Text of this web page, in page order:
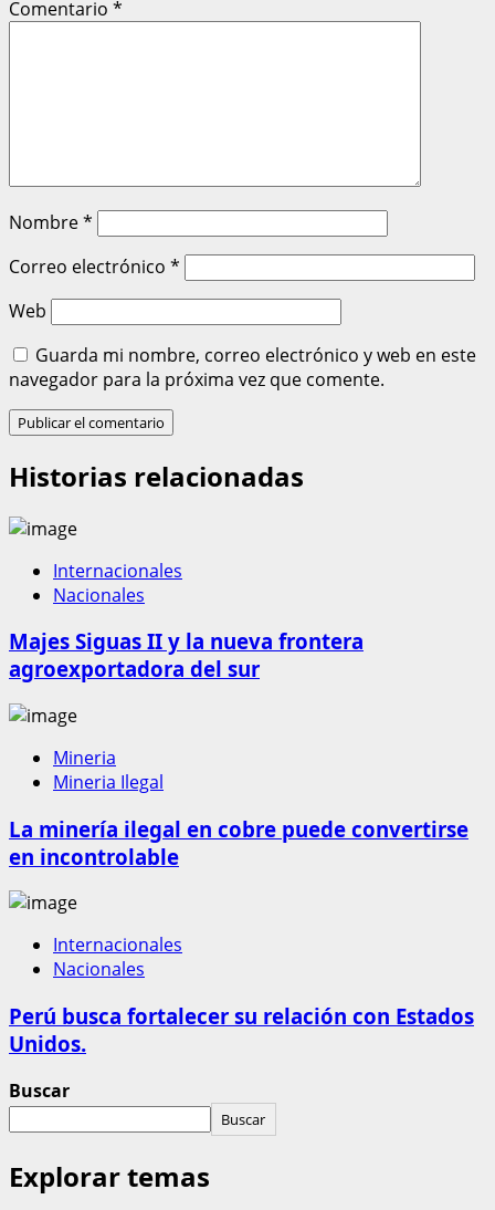
Comentario *
Nombre*
Correo electrónico *
Web
Guarda mi nombre, correo electrónico y web en este
navegador para la próxima vez que comente.
Historias relacionadas
Internacionales
Nacionales
Majes Siguas II y la nueva frontera
agroexportadora del sur
Mineria
Mineria Ilegal
La minería ilegal en cobre puede convertirse
en incontrolable
Internacionales
Nacionales
Perú busca fortalecer su relación con Estados
Unidos.
Buscar
Buscar
Explorar temas